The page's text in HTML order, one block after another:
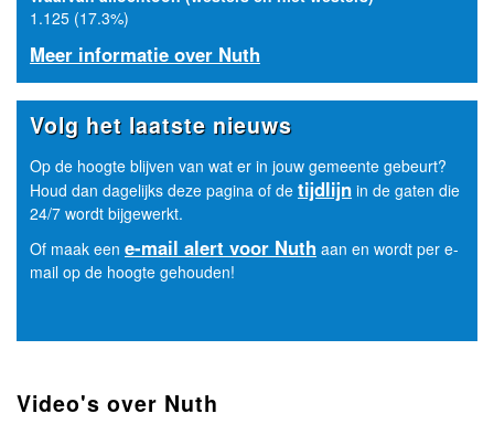
1.125 (17.3%)
Meer informatie over Nuth
Volg het laatste nieuws
Op de hoogte blijven van wat er in jouw gemeente gebeurt?
Houd dan dagelijks deze pagina of de tijdlijn in de gaten die
24/7 wordt bijgewerkt.
Of maak een e-mail alert voor Nuth aan en wordt per e-
mail op de hoogte gehouden!
Video's over Nuth